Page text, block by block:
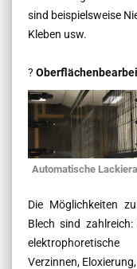
sind beispielsweise
Kleben usw.
?
Automatische
Die Möglichkeiten
Blech sind
Verzinnen,